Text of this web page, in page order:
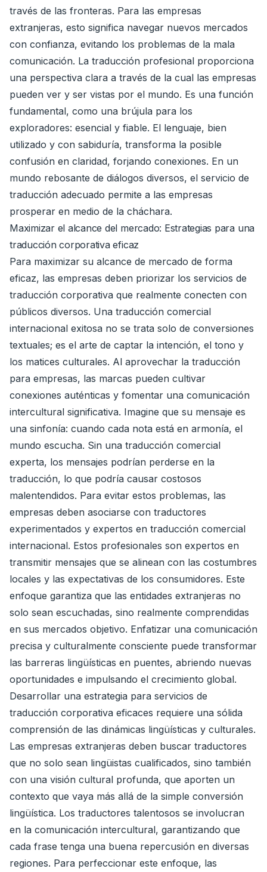
través de las fronteras. Para las empresas
extranjeras, esto significa navegar nuevos mercados
con confianza, evitando los problemas de la mala
comunicación. La traducción profesional proporciona
una perspectiva clara a través de la cual las empresas
pueden ver y ser vistas por el mundo. Es una función
fundamental, como una brújula para los
exploradores: esencial y fiable. El lenguaje, bien
utilizado y con sabiduría, transforma la posible
confusión en claridad, forjando conexiones. En un
mundo rebosante de diálogos diversos, el servicio de
traducción adecuado permite a las empresas
prosperar en medio de la cháchara.
Maximizar el alcance del mercado: Estrategias para una
traducción corporativa eficaz
Para maximizar su alcance de mercado de forma
eficaz, las empresas deben priorizar los servicios de
traducción corporativa que realmente conecten con
públicos diversos. Una traducción comercial
internacional exitosa no se trata solo de conversiones
textuales; es el arte de captar la intención, el tono y
los matices culturales. Al aprovechar la traducción
para empresas, las marcas pueden cultivar
conexiones auténticas y fomentar una comunicación
intercultural significativa. Imagine que su mensaje es
una sinfonía: cuando cada nota está en armonía, el
mundo escucha. Sin una traducción comercial
experta, los mensajes podrían perderse en la
traducción, lo que podría causar costosos
malentendidos. Para evitar estos problemas, las
empresas deben asociarse con traductores
experimentados y expertos en traducción comercial
internacional. Estos profesionales son expertos en
transmitir mensajes que se alinean con las costumbres
locales y las expectativas de los consumidores. Este
enfoque garantiza que las entidades extranjeras no
solo sean escuchadas, sino realmente comprendidas
en sus mercados objetivo. Enfatizar una comunicación
precisa y culturalmente consciente puede transformar
las barreras lingüísticas en puentes, abriendo nuevas
oportunidades e impulsando el crecimiento global.
Desarrollar una estrategia para servicios de
traducción corporativa eficaces requiere una sólida
comprensión de las dinámicas lingüísticas y culturales.
Las empresas extranjeras deben buscar traductores
que no solo sean lingüistas cualificados, sino también
con una visión cultural profunda, que aporten un
contexto que vaya más allá de la simple conversión
lingüística. Los traductores talentosos se involucran
en la comunicación intercultural, garantizando que
cada frase tenga una buena repercusión en diversas
regiones. Para perfeccionar este enfoque, las